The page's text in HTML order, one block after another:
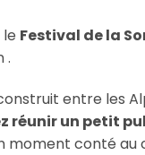
Festival de la
.
entre les
réunir un petit
moment conté au